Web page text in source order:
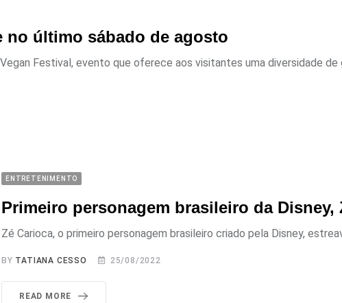
no último sábado de agosto
Festival, evento que oferece aos visitantes uma diversidade de
ENTRETENIMENTO
Primeiro personagem brasileiro da Disney,
Zé Carioca, o primeiro personagem brasileiro criado pela Disney,
BY TATIANA CESSO 25/08/2022
READ MORE